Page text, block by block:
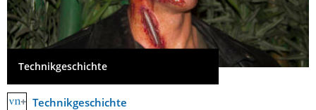
Technikgeschichte
Technikgeschichte